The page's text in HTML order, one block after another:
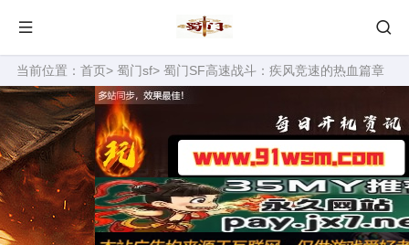
当前位置： 首页> 蜀门sf> 蜀门SF高速战斗：疾风竞速的热血篇章